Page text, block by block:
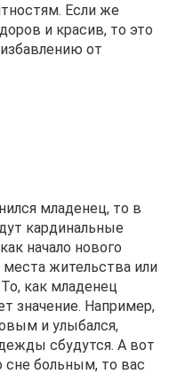
Если же
и красив, то это
от
младенец, то в
кардинальные
начало нового
места жительства или
как младенец
значение. Например,
и улыбался,
сбудутся. А вот
больным, то вас